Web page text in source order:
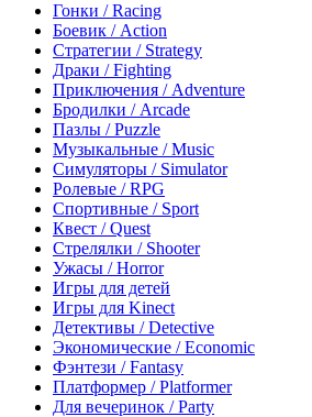
Гонки / Racing
Боевик / Action
Стратегии / Strategy
Драки / Fighting
Приключения / Adventure
Бродилки / Arcade
Пазлы / Puzzle
Музыкальные / Music
Симуляторы / Simulator
Ролевые / RPG
Спортивные / Sport
Квест / Quest
Стрелялки / Shooter
Ужасы / Horror
Игры для детей
Игры для Kinect
Детективы / Detective
Экономические / Economic
Фэнтези / Fantasy
Платформер / Platformer
Для вечеринок / Party